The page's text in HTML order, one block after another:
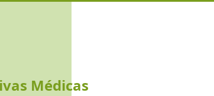
Médicas